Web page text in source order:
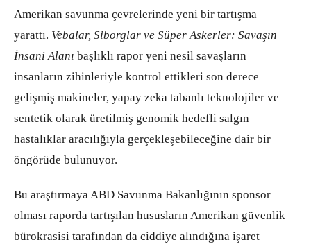
Amerikan savunma çevrelerinde yeni bir tartışma
yarattı. Vebalar, Siborglar ve Süper Askerler: Savaşın
İnsani Alanı başlıklı rapor yeni nesil savaşların
insanların zihinleriyle kontrol ettikleri son derece
gelişmiş makineler, yapay zeka tabanlı teknolojiler ve
sentetik olarak üretilmiş genomik hedefli salgın
hastalıklar aracılığıyla gerçekleşebileceğine dair bir
öngörüde bulunuyor.
Bu araştırmaya ABD Savunma Bakanlığının sponsor
olması raporda tartışılan hususların Amerikan güvenlik
bürokrasisi tarafından da ciddiye alındığına işaret